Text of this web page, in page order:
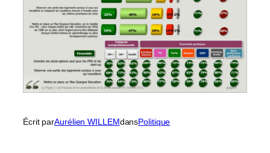
Écrit parAurélien WILLEMdansPolitique